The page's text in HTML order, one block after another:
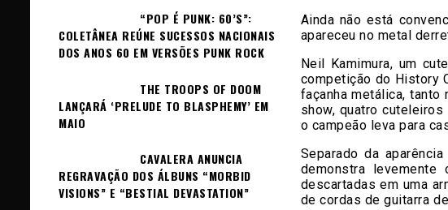
Ainda não está
apareceu no metal
Neil Kamimura, um
competição do History
façanha metálica,
show, quatro
o campeão leva para
Separado da
demonstra
descartadas em uma
de cordas de guitarra
“POP É PUNK: 60’S”:
COLETÂNEA REÚNE SUCESSOS NACIONAIS
DOS ANOS 60 EM VERSÕES PUNK ROCK
THE TROOPS OF DOOM
LANÇARÁ ‘PRELUDE TO BLASPHEMY’ EM
MAIO
CAVALERA ANUNCIA
REGRAVAÇÃO DOS ÁLBUNS “MORBID
VISIONS” E “BESTIAL DEVASTATION”